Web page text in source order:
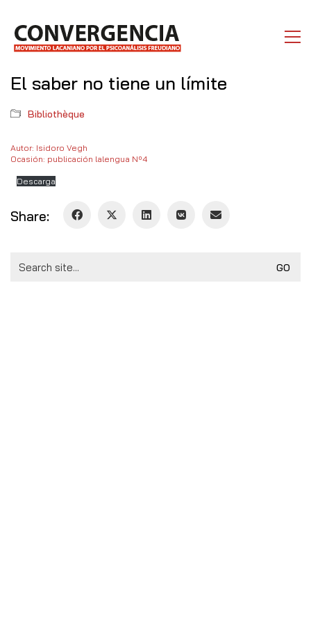
El saber no tiene un límite
Bibliothèque
Autor: Isidoro Vegh
Ocasión: publicación lalengua Nº4
Descarga
Share:
for: